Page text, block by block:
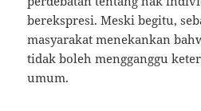
berekspresi. Meski begitu,
masyarakat menekankan
tidak boleh mengganggu
umum.